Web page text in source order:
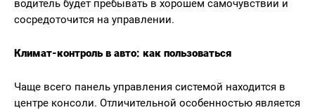
водитель будет пребывать в хорошем самочувствии и
сосредоточится на управлении.
Климат-контроль в авто: как пользоваться
Чаще всего панель управления системой находится в
центре консоли. Отличительной особенностью является